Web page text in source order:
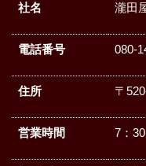
社名 瀧田
電話番号 080-
住所 〒
営業時間 7：